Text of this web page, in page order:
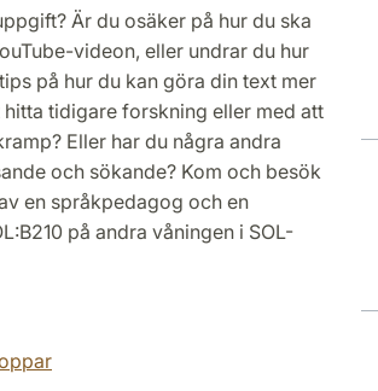
Är du osäker på hur du ska
videon, eller undrar du hur
på hur du kan göra din text mer
tidigare forskning eller med att
Eller har du några andra
och sökande? Kom och besök
en språkpedagog och en
på andra våningen i SOL-